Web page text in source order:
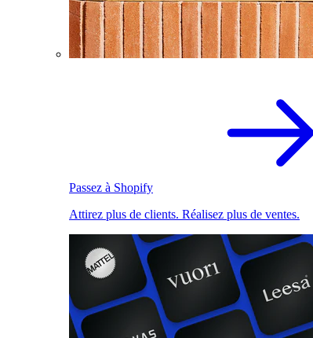
Passez à Shopify
Attirez plus de clients. Réalisez plus de ventes.